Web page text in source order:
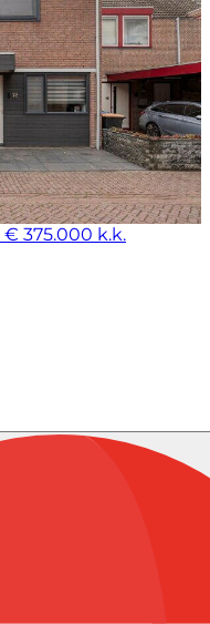
€ 375.000 k.k.